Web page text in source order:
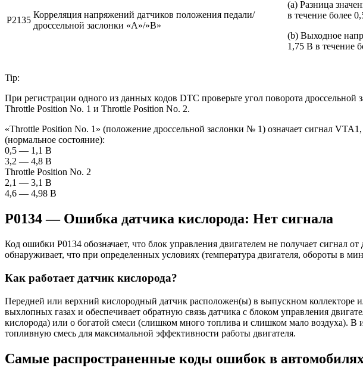
P2135
Корреляция напряжений датчиков положения педали/
дроссельной заслонки «A»/»B»
(a) Разница
в течение более
(b) Выходное
1,75 В в течение
Tip:
При регистрации одного из данных кодов DTC проверьте угол поворота
Throttle Position No. 1 и Throttle Position No. 2.
«Throttle Position No. 1» (положение дроссельной заслонки № 1) означает сигнал
(нормальное состояние):
0,5 — 1,1 В
3,2 — 4,8 В
Throttle Position No. 2
2,1 — 3,1 В
4,6 — 4,98 В
P0134 — Ошибка датчика кислорода: Нет сигнала
Код ошибки P0134 обозначает, что блок управления двигателем не получает сигнал
обнаруживает, что при определенных условиях (температура двигателя, обороты в
Как работает датчик кислорода?
Передней или верхний кислородный датчик расположен(ы) в выпускном коллекторе
выхлопных газах и обеспечивает обратную связь датчика с блоком управления
кислорода) или о богатой смеси (слишком много топлива и слишком мало воздуха). В
топливную смесь для максимальной эффективности работы двигателя.
Самые распространенные коды ошибок в